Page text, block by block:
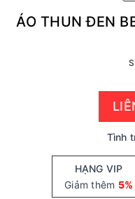
ÁO THUN ĐEN
Tình
HẠNG VIP
Giảm thêm 5%